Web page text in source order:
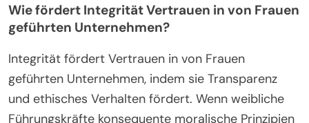
Wie fördert Integrität Vertrauen in von Frauen
geführten Unternehmen?
Integrität fördert Vertrauen in von Frauen
geführten Unternehmen, indem sie Transparenz
und ethisches Verhalten fördert. Wenn weibliche
Führungskräfte konsequente moralische Prinzipien